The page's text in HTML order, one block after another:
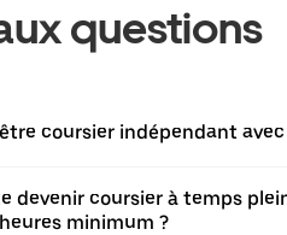
questions
coursier indépendant
devenir coursier à temps
minimum ?